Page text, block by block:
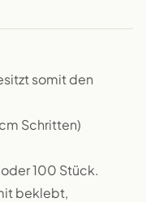
somit den
Schritten)
100 Stück.
beklebt,